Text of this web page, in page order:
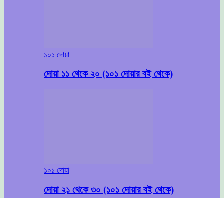
১০১ দোয়া
দোয়া ১১ থেকে ২০ (১০১ দোয়ার বই থেকে)
১০১ দোয়া
দোয়া ২১ থেকে ৩০ (১০১ দোয়ার বই থেকে)